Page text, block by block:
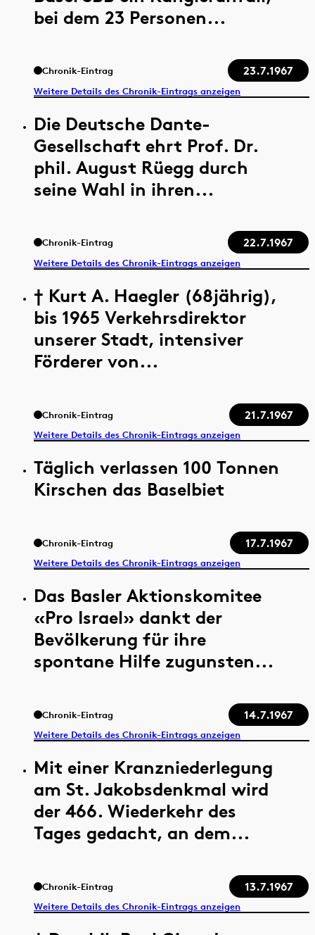
bei dem 23 Personen...
Chronik-Eintrag 23.7.1967
Weitere Details des Chronik-Eintrags anzeigen
Die Deutsche Dante-
Gesellschaft ehrt Prof. Dr.
phil. August Rüegg durch
seine Wahl in ihren...
Chronik-Eintrag 22.7.1967
Weitere Details des Chronik-Eintrags anzeigen
† Kurt A. Haegler (68jährig),
bis 1965 Verkehrsdirektor
unserer Stadt, intensiver
Förderer von...
Chronik-Eintrag 21.7.1967
Weitere Details des Chronik-Eintrags anzeigen
Täglich verlassen 100 Tonnen
Kirschen das Baselbiet
Chronik-Eintrag 17.7.1967
Weitere Details des Chronik-Eintrags anzeigen
Das Basler Aktionskomitee
«Pro Israel» dankt der
Bevölkerung für ihre
spontane Hilfe zugunsten...
Chronik-Eintrag 14.7.1967
Weitere Details des Chronik-Eintrags anzeigen
Mit einer Kranzniederlegung
am St. Jakobsdenkmal wird
der 466. Wiederkehr des
Tages gedacht, an dem...
Chronik-Eintrag 13.7.1967
Weitere Details des Chronik-Eintrags anzeigen